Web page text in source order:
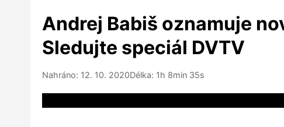
Andrej Babiš oznamuje
Sledujte speciál DVTV
Nahráno: 12. 10. 2020Délka: 1h 8min 35s